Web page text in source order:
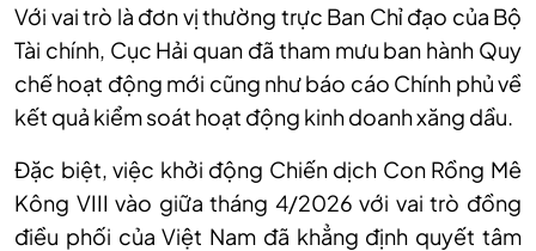
Với vai trò là đơn vị thường trực Ban Chỉ đạo của Bộ
Tài chính, Cục Hải quan đã tham mưu ban hành Quy
chế hoạt động mới cũng như báo cáo Chính phủ về
kết quả kiểm soát hoạt động kinh doanh xăng dầu.
Đặc biệt, việc khởi động Chiến dịch Con Rồng Mê
Kông VIII vào giữa tháng 4/2026 với vai trò đồng
điều phối của Việt Nam đã khẳng định quyết tâm